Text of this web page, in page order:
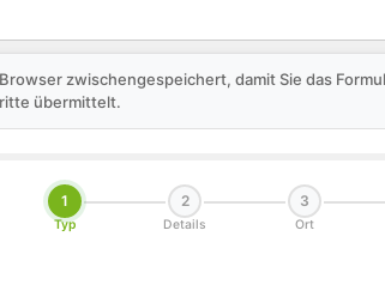
zwischengespeichert, damit Sie das
übermittelt.
1
Typ
2
Details
3
Ort